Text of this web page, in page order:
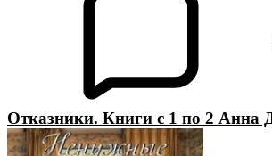
Отказники. Книги с 1 по 2 Анна